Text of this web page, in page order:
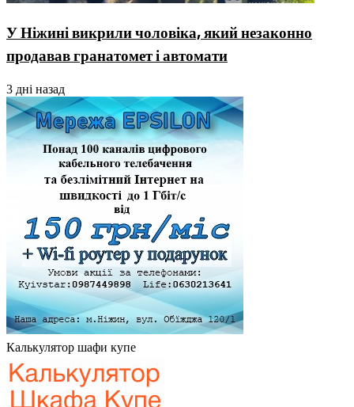
У Ніжині викрили чоловіка, який незаконно
продавав гранатомет і автомати
3 дні назад
Калькулятор шафи купе